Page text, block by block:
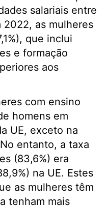
salariais entre
2022, as mulheres
que inclui
e formação
aos
com ensino
homens em
UE, exceto na
entanto, a taxa
(83,6%) era
na UE. Estes
as mulheres têm
tenham mais